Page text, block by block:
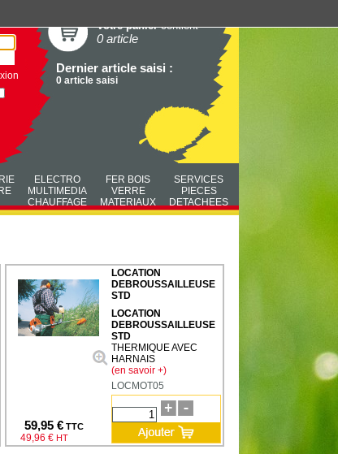
Votre paniercontient
0 article
Dernier article saisi :
0 article saisi
ELECTRO
MULTIMEDIA
CHAUFFAGE
FER BOIS
VERRE
MATERIAUX
SERVICES
PIECES
DETACHEES
59,95 € TTC
49,96 € HT
LOCATION
DEBROUSSAILLEUSE
STD
LOCATION
DEBROUSSAILLEUSE
STD
THERMIQUE AVEC
HARNAIS
(en savoir +)
LOCMOT05